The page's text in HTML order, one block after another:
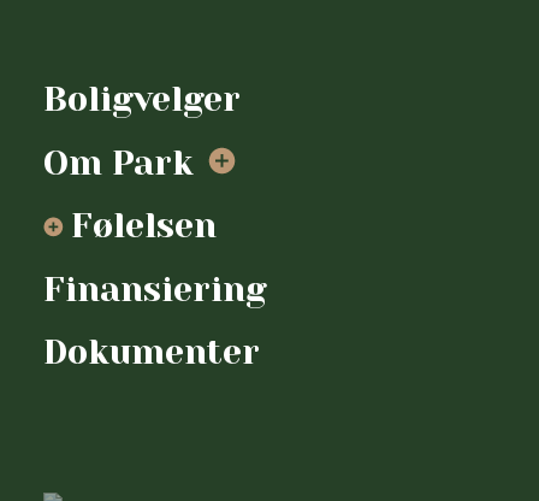
en
Boligvelger
Om Park
Følelsen
Finansiering
Dokumenter